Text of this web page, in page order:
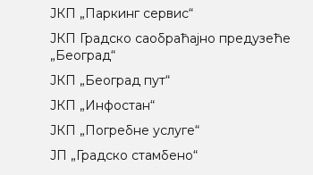
ЈКП „Паркинг сервис“
ЈКП Градско саобраћајно предузеће
„Београд“
ЈКП „Београд пут“
ЈКП „Инфостан“
ЈКП „Погребне услуге“
ЈП „Градско стамбено“